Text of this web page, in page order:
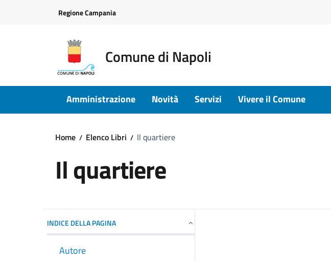
Regione Campania
Comune di Napoli
Amministrazione Novità Servizi Vivere il Comune
Home Elenco Libri Il quartiere
Il quartiere
INDICE DELLA PAGINA
Autore